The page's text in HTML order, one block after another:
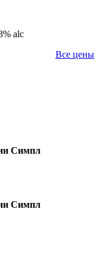
alc
Все цены
Симпл
Симпл